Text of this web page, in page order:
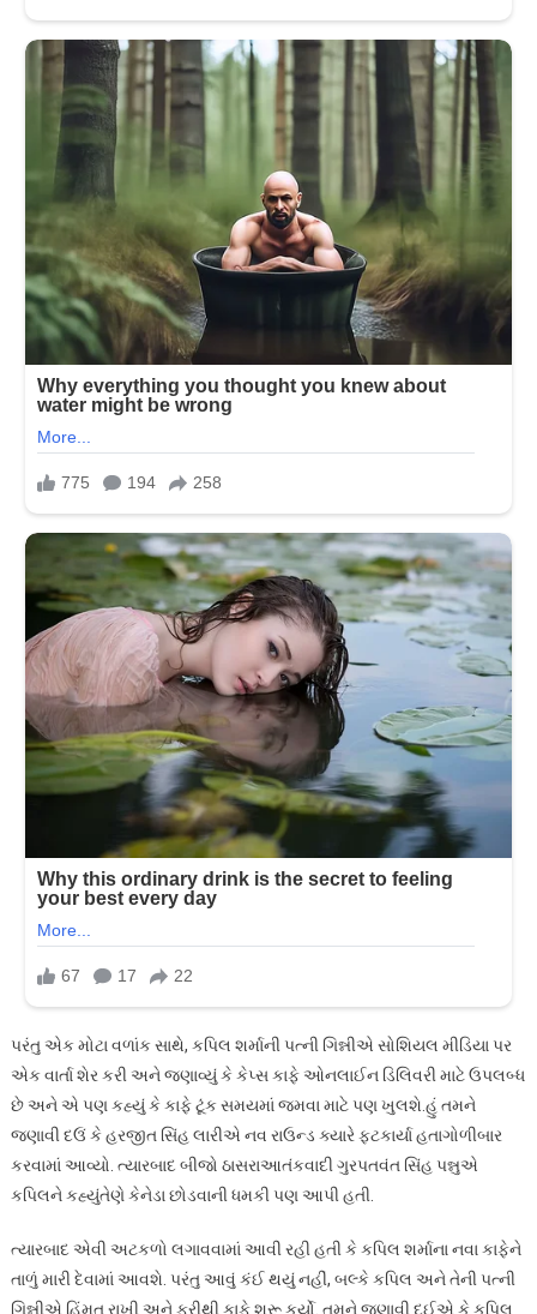
પરંતુ એક મોટા વળાંક સાથે, કપિલ શર્માની પત્ની ગિન્નીએ સોશિયલ મીડિયા પર
એક વાર્તા શેર કરી અને જણાવ્યું કે કેપ્સ કાફે ઓનલાઈન ડિલિવરી માટે ઉપલબ્ધ
છે અને એ પણ કહ્યું કે કાફે ટૂંક સમયમાં જમવા માટે પણ ખુલશે.હું તમને
જણાવી દઉં કે હરજીત સિંહ લારીએ નવ રાઉન્ડ ક્યારે ફટકાર્યા હતાગોળીબાર
કરવામાં આવ્યો. ત્યારબાદ બીજો ઠાસરાઆતંકવાદી ગુરપતવંત સિંહ પન્નુએ
કપિલને કહ્યુંતેણે કેનેડા છોડવાની ધમકી પણ આપી હતી.
ત્યારબાદ એવી અટકળો લગાવવામાં આવી રહી હતી કે કપિલ શર્માના નવા કાફેને
તાળું મારી દેવામાં આવશે. પરંતુ આવું કંઈ થયું નહીં, બલ્કે કપિલ અને તેની પત્ની
ગિન્નીએ હિંમત રાખી અને ફરીથી કાફે શરૂ કર્યો. તમને જણાવી દઈએ કે કપિલ